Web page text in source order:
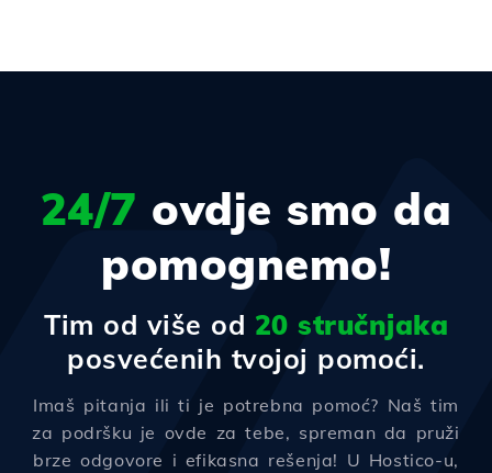
24/7 ovdje smo da
pomognemo!
Tim od više od 20 stručnjaka
posvećenih tvojoj pomoći.
Imaš pitanja ili ti je potrebna pomoć? Naš tim
za podršku je ovde za tebe, spreman da pruži
brze odgovore i efikasna rešenja! U Hostico-u,